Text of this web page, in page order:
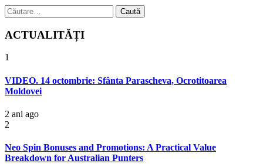
Caută
după:
ACTUALITĂȚI
1
VIDEO. 14 octombrie: Sfânta Parascheva, Ocrotitoarea
Moldovei
2 ani ago
2
Neo Spin Bonuses and Promotions: A Practical Value
Breakdown for Australian Punters